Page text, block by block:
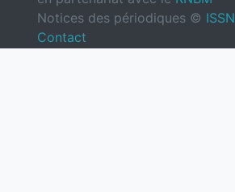
Notices des périodiques © ISSN
Contact